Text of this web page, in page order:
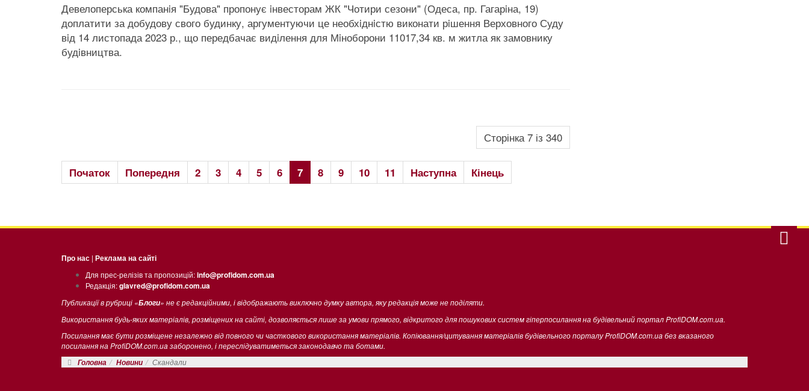
Девелоперська компанiя "Будова" пропонує iнвесторам ЖК "Чотири сезони" (Одеса, пр. Гагарiна, 19)
доплатити за добудову свого будинку, аргументуючи це необхiднiстю виконати рiшення Верховного Суду
вiд 14 листопада 2023 р., що передбачає видiлення для Мiноборони 11017,34 кв. м житла як замовнику
будiвництва.
Сторінка 7 із 340
Початок Попередня 2 3 4 5 6 7 8 9 10 11 Наступна Кінець
Про нас | Реклама на сайті
Для прес-релізів та пропозицій:info@profidom.com.ua
Редакція:glavred@profidom.com.ua
Публикації в рубриці «Блоги» не є редакційними, і відображають виключно думку автора, яку редакція може не поділяти.
Використання будь-яких матеріалів, розміщених на сайті, дозволяється лише за умови прямого, відкритого для пошукових систем гіперпосилання на будівельний портал ProfiDOM.com.ua.
Посилання має бути розміщене незалежно від повного чи часткового використання матеріалів. Копіювання/цитування матеріалів будівельного порталу ProfiDOM.com.ua без вказаного
посилання на ProfiDOM.com.ua заборонено, і переслідуватиметься законодавчо та ботами.
Головна
Новини Скандали